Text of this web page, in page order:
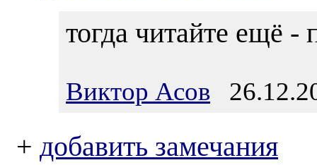
тогда читайте ещё -
Виктор Асов
+ добавить замечания